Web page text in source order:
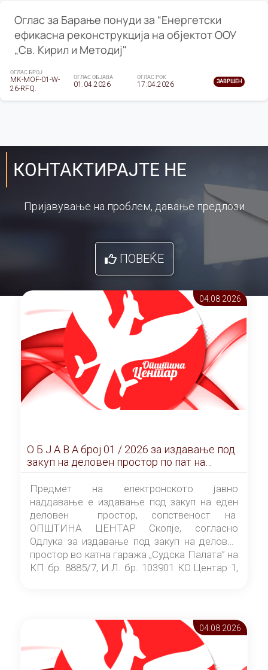
Оглас за Барање понуди за “Енергетски
ефикасна реконструкција на објектот ООУ
„Св. Кирил и Методиј"
ОГЛАС БРОЈ
MK-MOF-01-W-
26-RFQ.
ОГЛАС ОБЈАВА
01.04.2026
ОГЛАС РОК
17.04.2026 ЗАВРШЕН
КОНТАКТИРАЈТЕ НЕ
Пријавување на проблем, давање предлози
ПОВЕЌЕ
04.08 2026
О Б Ј А В А брoj 01 / 2026 за издавање под
закуп на деловен простор по пат на
ЕЛЕКТРОНСКО ЈАВНО НАДДАВАЊЕ
Предмет на електронското јавно
наддавање е издавање под закуп на еден
деловен простор, сопственост на
ОПШТИНА ЦЕНТАР Скопје, согласно
Одлука за издавање под закуп на деловен
простор во катна гаража „Судска Палата” на
КП бр. 8885/7, И.Л. бр. 103901 КО Центар 1,
Скопје” број 9/2026), за времетраење од 3
(три) години од денот на потпишувањето на
Договорот за закуп со најповолниот
понудувач.
04.08 2026